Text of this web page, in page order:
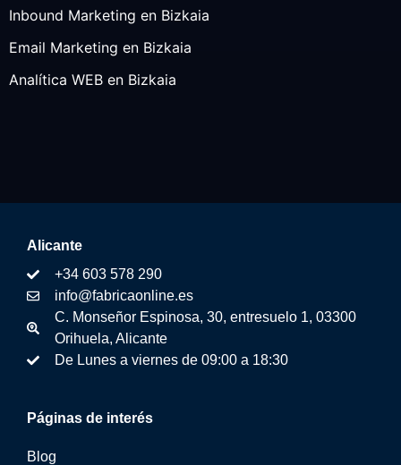
Inbound Marketing en Bizkaia
Email Marketing en Bizkaia
Analítica WEB en Bizkaia
Páginas de interés
Blog
Alicante
+34 603 578 290
info@fabricaonline.es
C. Monseñor Espinosa, 30, entresuelo 1, 03300
Orihuela, Alicante
De Lunes a viernes de 09:00 a 18:30